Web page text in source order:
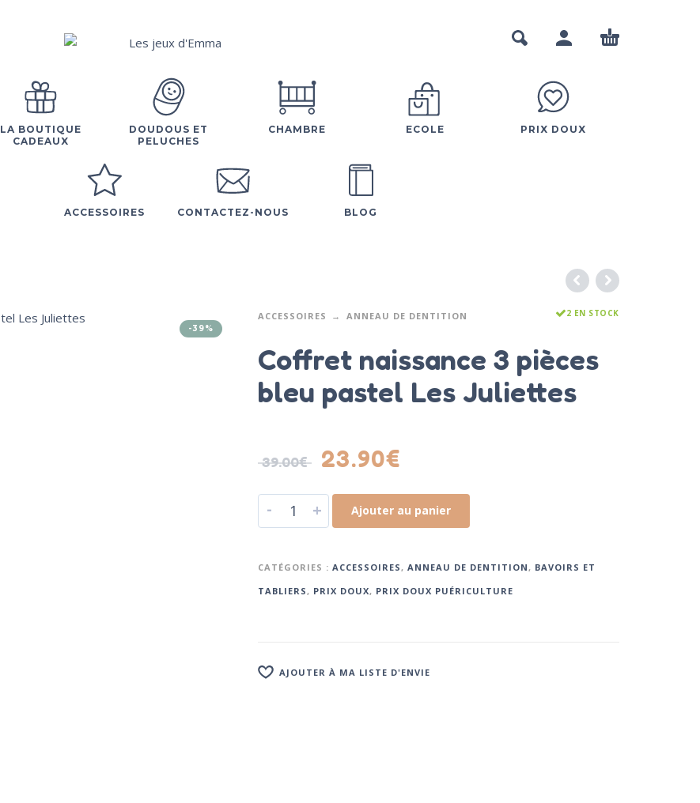
LA BOUTIQUE
CADEAUX
DOUDOUS ET
PELUCHES
CHAMBRE ECOLE PRIX DOUX
ACCESSOIRES CONTACTEZ-NOUS BLOG
-39%
ACCESSOIRES ANNEAU DE DENTITION 2 EN STOCK
Coffret naissance 3 pièces
bleu pastel Les Juliettes
39.00€ 23.90€
- + Ajouter au panier
CATÉGORIES : ACCESSOIRES, ANNEAU DE DENTITION, BAVOIRS ET
TABLIERS, PRIX DOUX, PRIX DOUX PUÉRICULTURE
AJOUTER À MA LISTE D'ENVIE